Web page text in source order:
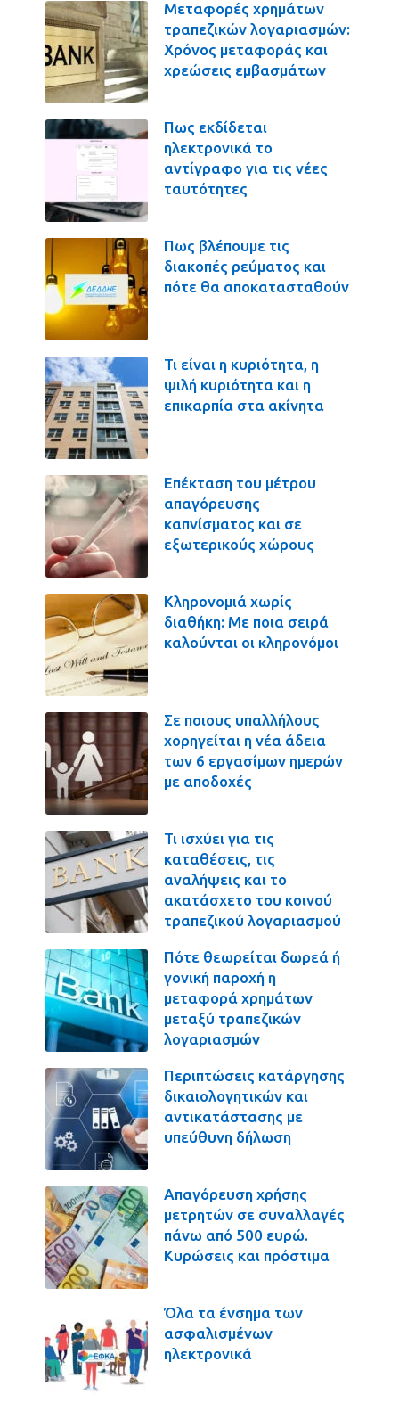
Μεταφορές χρημάτων
τραπεζικών λογαριασμών:
Χρόνος μεταφοράς και
χρεώσεις εμβασμάτων
Πως εκδίδεται
ηλεκτρονικά το
αντίγραφο για τις νέες
ταυτότητες
Πως βλέπουμε τις
διακοπές ρεύματος και
πότε θα αποκατασταθούν
Τι είναι η κυριότητα, η
ψιλή κυριότητα και η
επικαρπία στα ακίνητα
Επέκταση του μέτρου
απαγόρευσης
καπνίσματος και σε
εξωτερικούς χώρους
Κληρονομιά χωρίς
διαθήκη: Με ποια σειρά
καλούνται οι κληρονόμοι
Σε ποιους υπαλλήλους
χορηγείται η νέα άδεια
των 6 εργασίμων ημερών
με αποδοχές
Τι ισχύει για τις
καταθέσεις, τις
αναλήψεις και το
ακατάσχετο του κοινού
τραπεζικού λογαριασμού
Πότε θεωρείται δωρεά ή
γονική παροχή η
μεταφορά χρημάτων
μεταξύ τραπεζικών
λογαριασμών
Περιπτώσεις κατάργησης
δικαιολογητικών και
αντικατάστασης με
υπεύθυνη δήλωση
Απαγόρευση χρήσης
μετρητών σε συναλλαγές
πάνω από 500 ευρώ.
Κυρώσεις και πρόστιμα
Όλα τα ένσημα των
ασφαλισμένων
ηλεκτρονικά